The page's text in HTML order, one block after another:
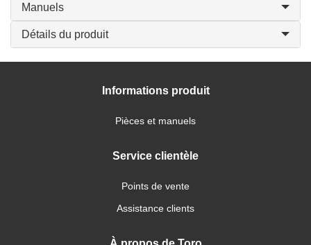
Manuels
Détails du produit
Informations produit
Pièces et manuels
Service clientèle
Points de vente
Assistance clients